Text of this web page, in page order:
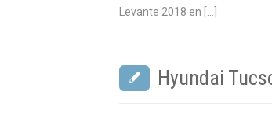
Levante 2018 en […]
Hyundai